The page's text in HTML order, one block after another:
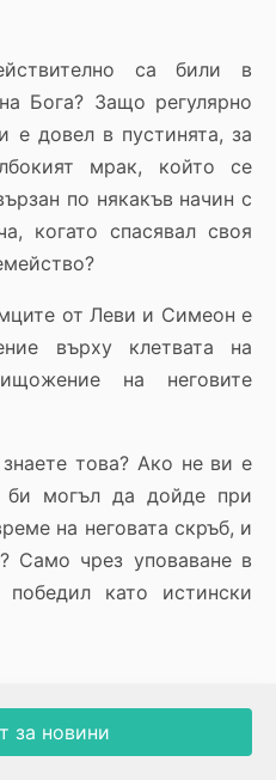
са били в
Бога? Защо регулярно
е довел в пустинята, за
мрак, който се
по някакъв начин с
когато спасявал своя
от Леви и Симеон е
върху клетвата на
на неговите
това? Ако не ви е
би могъл да дойде при
на неговата скръб, и
Само чрез уповаване в
като истински
за новини